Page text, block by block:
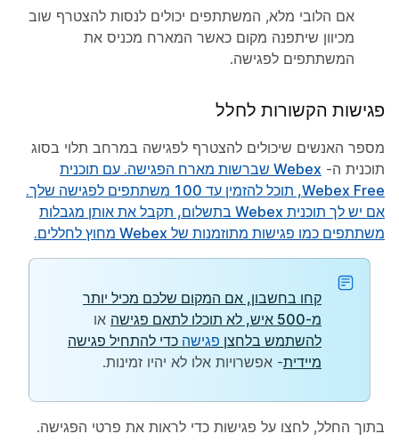
אם הלובי מלא, המשתתפים יכולים לנסות להצטרף שוב
מכיוון שיתפנה מקום כאשר המארח מכניס את
המשתתפים לפגישה.
פגישות הקשורות לחלל
מספר האנשים שיכולים להצטרף לפגישה במרחב תלוי בסוג
תוכנית ה-
Webex שברשות מארח הפגישה. עם תוכנית
Webex Free, תוכל להזמין עד 100 משתתפים לפגישה שלך.
אם יש לך תוכנית Webex בתשלום, תקבל את אותן מגבלות
משתתפים כמו פגישות מתוזמנות של Webex מחוץ לחללים.
קחו בחשבון, אם המקום שלכם מכיל יותר
מ-500 איש, לא תוכלו
לתאם פגישה או
להשתמש בלחצן פגישה כדי להתחיל פגישה
מיידית- אפשרויות אלו לא יהיו זמינות.
בתוך החלל, לחצו על פגישות כדי לראות את פרטי הפגישה.